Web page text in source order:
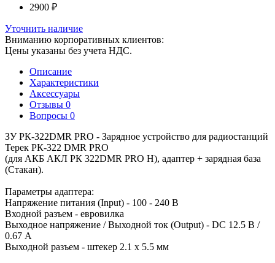
2900 ₽
Уточнить наличие
Вниманию корпоративных клиентов:
Цены указаны без учета НДС.
Описание
Характеристики
Аксессуары
Отзывы 0
Вопросы 0
ЗУ РК-322DMR PRO - Зарядное устройство для радиостанций
Терек РК-322 DMR PRO
(для АКБ АКЛ РК 322DMR PRO H), адаптер + зарядная база
(Стакан).
Параметры адаптера:
Напряжение питания (Input) - 100 - 240 В
Входной разъем - евровилка
Выходное напряжение / Выходной ток (Output) - DC 12.5 В /
0.67 А
Выходной разъем - штекер 2.1 х 5.5 мм